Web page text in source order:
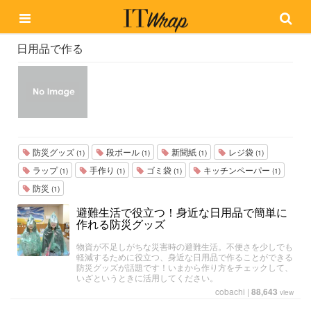
日用品で作る
防災グッズ (1) 段ボール (1) 新聞紙 (1) レジ袋 (1)
ラップ(1) 手作り (1) ゴミ袋 (1) キッチンペーパー (1)
防災 (1)
避難生活で役立つ！身近な日用品で簡単に
作れる防災グッズ
物資が不足しがちな災害時の避難生活。不便さを少しでも
軽減するために役立つ、身近な日用品で作ることができる
防災グッズが話題です！いまから作り方をチェックして、
いざというときに活用してください。
cobachi | 88,643 view